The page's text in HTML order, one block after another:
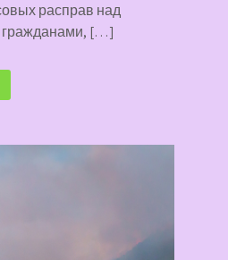
расправ над
[…]